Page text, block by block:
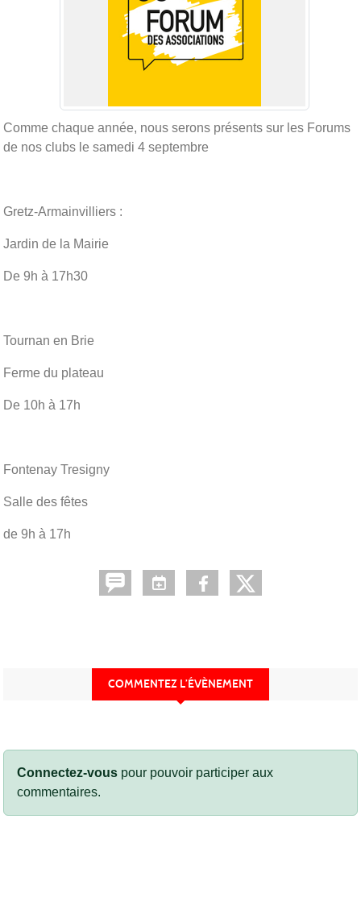
Comme chaque année, nous serons présents sur les Forums
de nos clubs le samedi 4 septembre
Gretz-Armainvilliers :
Jardin de la Mairie
De 9h à 17h30
Tournan en Brie
Ferme du plateau
De 10h à 17h
Fontenay Tresigny
Salle des fêtes
de 9h à 17h
COMMENTEZ L’ÉVÈNEMENT
Connectez-vous pour pouvoir participer aux
commentaires.